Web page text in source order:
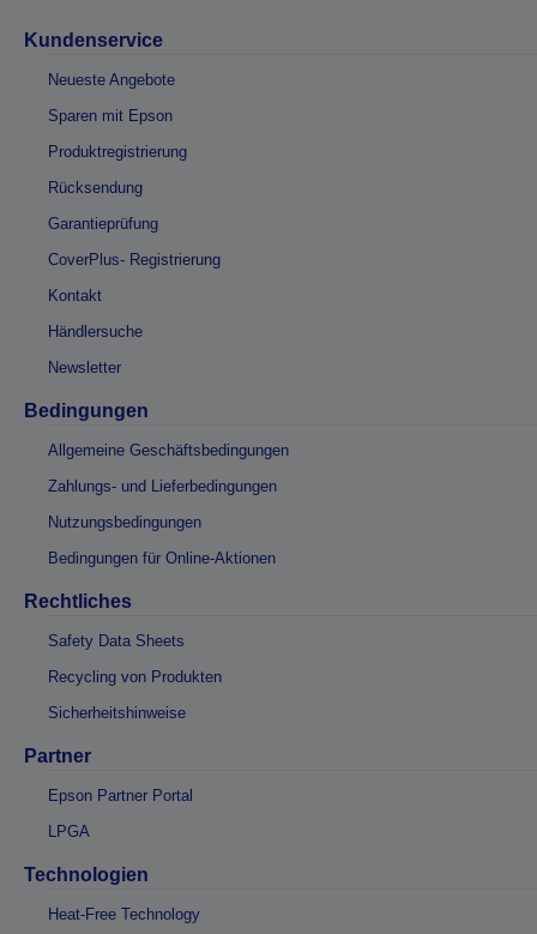
Kundenservice
Neueste Angebote
Sparen mit Epson
Produktregistrierung
Rücksendung
Garantieprüfung
CoverPlus- Registrierung
Kontakt
Händlersuche
Newsletter
Bedingungen
Allgemeine Geschäftsbedingungen
Zahlungs- und Lieferbedingungen
Nutzungsbedingungen
Bedingungen für Online-Aktionen
Rechtliches
Safety Data Sheets
Recycling von Produkten
Sicherheitshinweise
Partner
Epson Partner Portal
LPGA
Technologien
Heat-Free Technology